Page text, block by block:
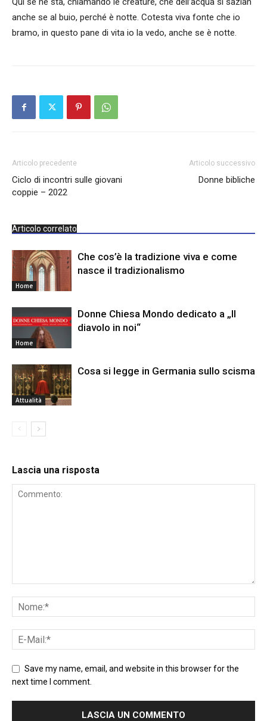
anche se al buio, perché è notte. Cotesta viva fonte che io
bramo, in questo pane di vita io la vedo, anche se è notte.
Articolo precedente
Ciclo di incontri sulle giovani
coppie – 2022
Articolo successivo
Donne bibliche
Articolo correlato
Home
Che cos’è la tradizione viva e come
nasce il tradizionalismo
Home
Donne Chiesa Mondo dedicato a „Il
diavolo in noi“
Attualità
Cosa si legge in Germania sullo scisma
Lascia una risposta
Save my name, email, and website in this browser for the
next time I comment.